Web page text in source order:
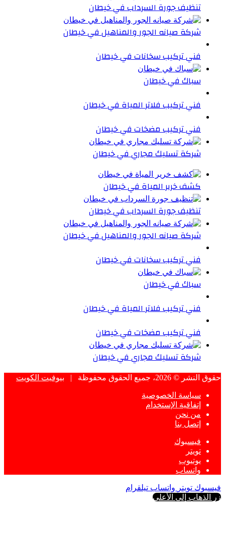
تنظيف جورة السرداب في خيطان
شركة صيانه الجور والمناهيل في خيطان
فني تركيب سخانات في خيطان
سباك في خيطان
فني تركيب فلاتر المياة في خيطان
فني تركيب مضخات في خيطان
شركة تسليك مجاري في خيطان
كشف خرير المياة في خيطان
تنظيف جورة السرداب في خيطان
شركة صيانه الجور والمناهيل في خيطان
فني تركيب سخانات في خيطان
سباك في خيطان
فني تركيب فلاتر المياة في خيطان
فني تركيب مضخات في خيطان
شركة تسليك مجاري في خيطان
حقوق النشر © 2026، جميع الحقوق محفوظة | بيوفيت الكويت
سياسة الخصوصية
إتفاقية الإستخدام
من نحن
إتصل بنا
فيسبوك
تويتر
يوتيوب
واتساب
فيسبوك تويتر واتساب تيلقرام
زر الذهاب إلى الأعلى